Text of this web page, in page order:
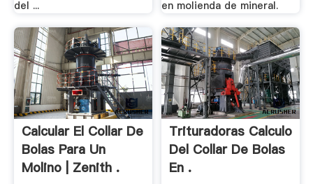
del ...
en molienda de mineral.
Calcular El Collar De
Bolas Para Un
Molino | Zenith .
Trituradoras Calculo
Del Collar De Bolas
En .